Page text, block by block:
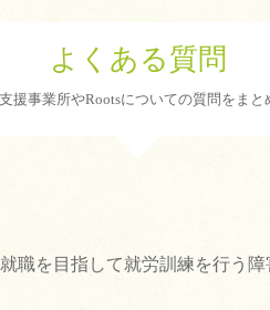
よくある質問
援事業所やRootsについての質問をまと
職を目指して就労訓練を行う